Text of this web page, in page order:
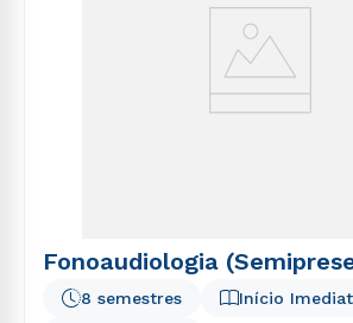
Fonoaudiologia
Início
8 semestres